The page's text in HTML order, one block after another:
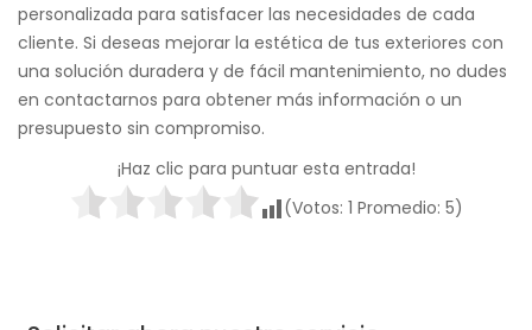
personalizada para satisfacer las necesidades de cada
cliente. Si deseas mejorar la estética de tus exteriores con
una solución duradera y de fácil mantenimiento, no dudes
en contactarnos para obtener más información o un
presupuesto sin compromiso.
¡Haz clic para puntuar esta entrada!
(Votos: 1 Promedio: 5)